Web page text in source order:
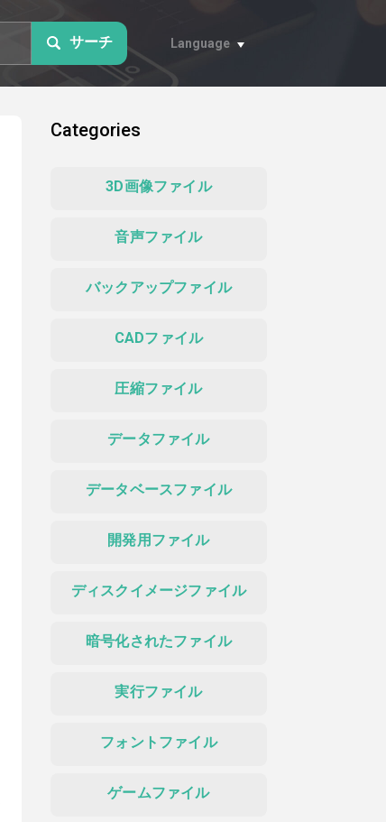
サーチ Language
Categories
3D画像ファイル
音声ファイル
バックアップファイル
CADファイル
圧縮ファイル
データファイル
データベースファイル
開発用ファイル
ディスクイメージファイル
暗号化されたファイル
実行ファイル
フォントファイル
ゲームファイル